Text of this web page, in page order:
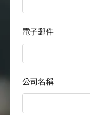
電子郵件
公司名稱